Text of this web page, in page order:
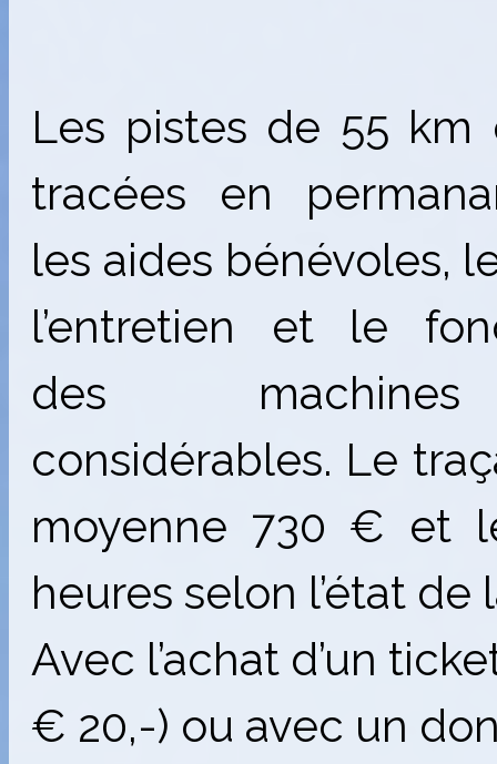
Les pistes de 55
tracées en
les aides bénévoles,
l’entretien et le
des
considérables. Le
moyenne 730 € et
heures selon l’état de
Avec l’achat d’un
€ 20,-) ou avec un